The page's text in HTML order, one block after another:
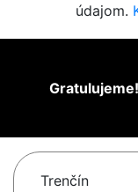
údajom.
Gratulujeme!
Trenčín